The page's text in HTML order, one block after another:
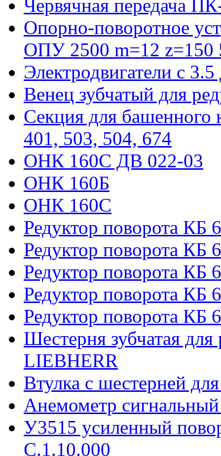
Червячная передача
Опорно-поворотное
ОПУ 2500 m=12 z=150
Электродвигатели с
Венец зубчатый для
Секция для башенного
401, 503, 504, 674
ОНК 160С ДВ 022-03
ОНК 160Б
ОНК 160С
Редуктор поворота КБ
Редуктор поворота КБ
Редуктор поворота КБ
Редуктор поворота КБ
Редуктор поворота КБ
Шестерня зубчатая
LIEBHERR
Втулка с шестерней
Анемометр
У3515 усиленный
С.1.10.000